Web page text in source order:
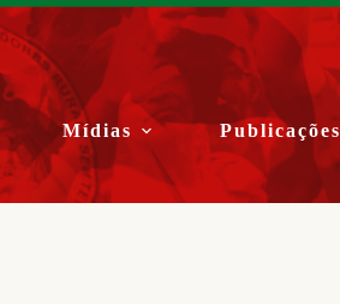
Mídias Publicações